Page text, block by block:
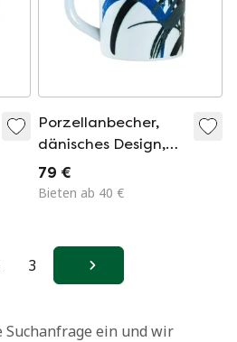
Porzellanbecher,
dänisches Design,
1985, Designer:
Mogens Andersen,
79 €
Bieten ab 40 €
3 Weiter
ein und wir